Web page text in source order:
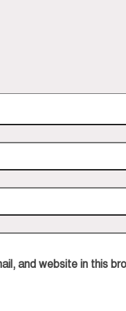
and website in this